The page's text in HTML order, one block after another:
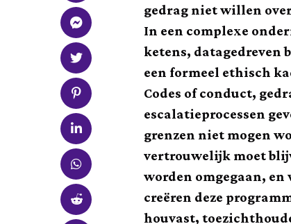
gedrag niet willen
In een complexe
ketens,
een formeel ethisch
Codes of conduct,
escalatieprocessen
grenzen niet mogen
vertrouwelijk moet
worden omgegaan,
creëren deze
houvast,